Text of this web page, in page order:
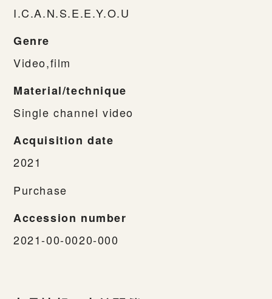
I.C.A.N.S.E.E.Y.O.U
Genre
Video,film
Material/technique
Single channel video
Acquisition date
2021
Purchase
Accession number
2021-00-0020-000